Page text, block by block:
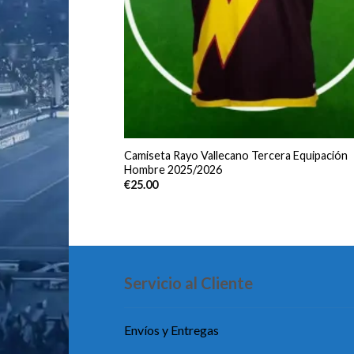
Camiseta Rayo Vallecano Tercera Equipación
Hombre 2025/2026
€25.00
Servicio al Cliente
Envíos y Entregas